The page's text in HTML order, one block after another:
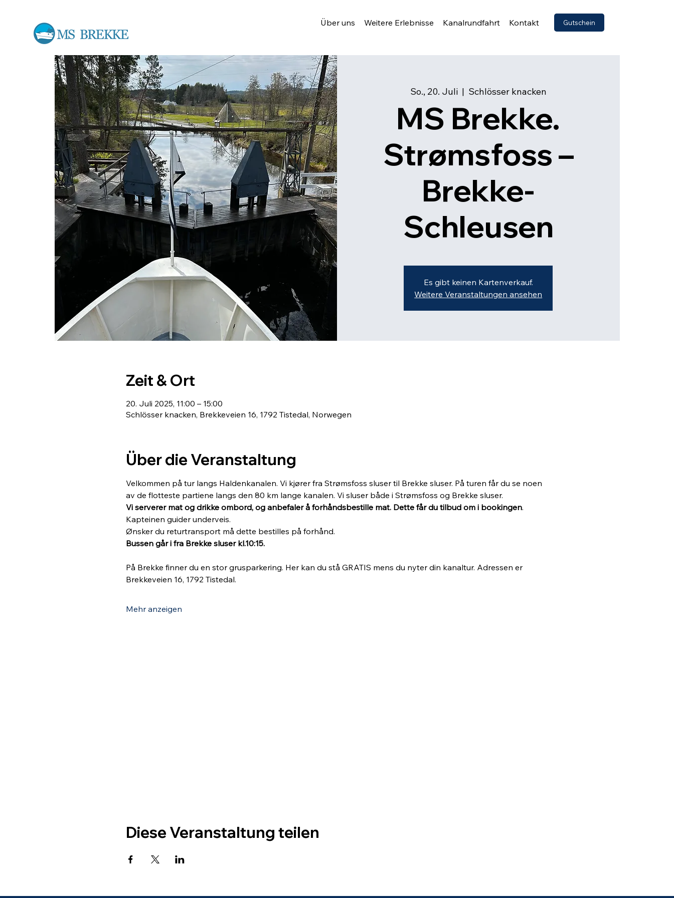
So., 20. Juli
  |
Schlösser knacken
MS Brekke.
Strømsfoss –
Brekke-
Schleusen
Es gibt keinen Kartenverkauf.
Weitere Veranstaltungen ansehen
Zeit & Ort
20. Juli 2025, 11:00 – 15:00
Schlösser knacken, Brekkeveien 16, 1792 Tistedal, Norwegen
Über die Veranstaltung
Velkommen på tur langs Haldenkanalen. Vi kjører fra Strømsfoss sluser til Brekke sluser. På turen får du se noen
av de flotteste partiene langs den 80 km lange kanalen. Vi sluser både i Strømsfoss og Brekke sluser.
Vi serverer mat og drikke ombord, og anbefaler å forhåndsbestille mat. Dette får du tilbud om i bookingen.
Kapteinen guider underveis.
Ønsker du returtransport må dette bestilles på forhånd.
Bussen går i fra Brekke sluser kl.10:15.
På Brekke finner du en stor grusparkering. Her kan du stå GRATIS mens du nyter din kanaltur. Adressen er
Brekkeveien 16, 1792 Tistedal.
Mehr anzeigen
Diese Veranstaltung teilen
Über uns Weitere Erlebnisse Kanalrundfahrt Kontakt Gutschein